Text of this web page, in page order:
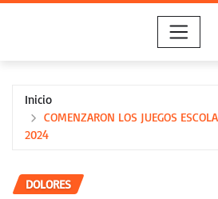
Inicio
COMENZARON LOS JUEGOS
2024
DOLORES